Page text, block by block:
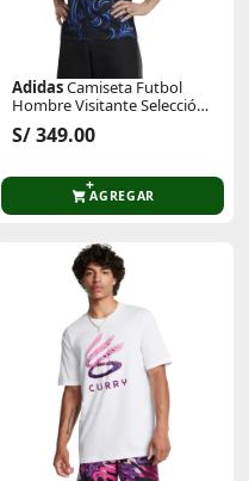
AdidasCamiseta Futbol
Hombre Visitante Selección
Argentina 2026 Afa A Jsy 10
D Climacool
S/ 349.00
AGREGAR